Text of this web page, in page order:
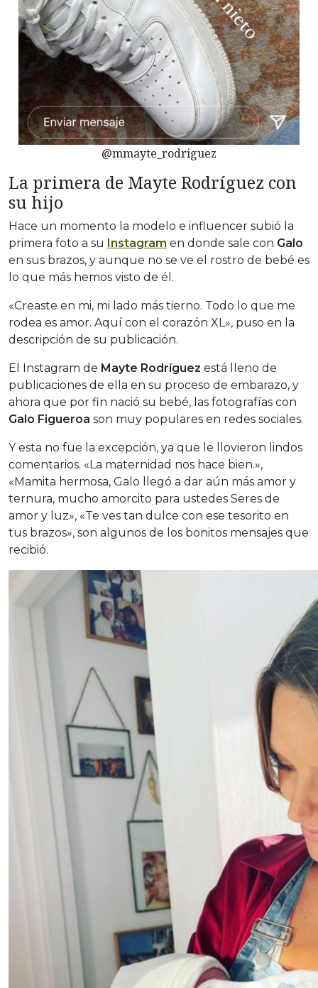
@mmayte_rodriguez
La primera de Mayte Rodríguez con
su hijo
Hace un momento la modelo e influencer subió la
primera foto a su Instagram en donde sale con Galo
en sus brazos, y aunque no se ve el rostro de bebé es
lo que más hemos visto de él.
«Creaste en mi, mi lado más tierno. Todo lo que me
rodea es amor. Aquí con el corazón XL», puso en la
descripción de su publicación.
El Instagram de Mayte Rodríguez está lleno de
publicaciones de ella en su proceso de embarazo, y
ahora que por fin nació su bebé, las fotografías con
Galo Figueroa son muy populares en redes sociales.
Y esta no fue la excepción, ya que le llovieron lindos
comentarios. «La maternidad nos hace bien.»,
«Mamita hermosa, Galo llegó a dar aún más amor y
ternura, mucho amorcito para ustedes Seres de
amor y luz», «Te ves tan dulce con ese tesorito en
tus brazos», son algunos de los bonitos mensajes que
recibió.